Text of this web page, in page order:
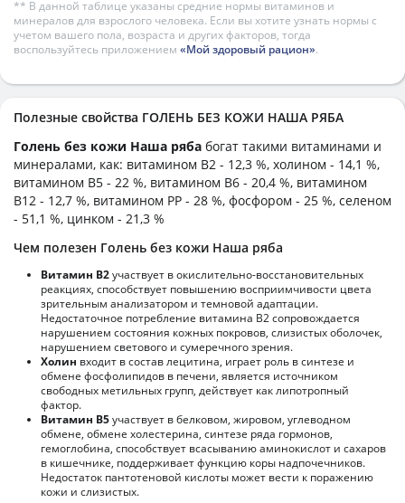
** В данной таблице указаны средние нормы витаминов и
минералов для взрослого человека. Если вы хотите узнать нормы с
учетом вашего пола, возраста и других факторов, тогда
воспользуйтесь приложением «Мой здоровый рацион».
Полезные свойства ГОЛЕНЬ БЕЗ КОЖИ НАША РЯБА
Голень без кожи Наша ряба богат такими витаминами и
минералами, как: витамином B2 - 12,3 %, холином - 14,1 %,
витамином B5 - 22 %, витамином B6 - 20,4 %, витамином
B12 - 12,7 %, витамином PP - 28 %, фосфором - 25 %, селеном
- 51,1 %, цинком - 21,3 %
Чем полезен Голень без кожи Наша ряба
Витамин В2участвует в окислительно-восстановительных
реакциях, способствует повышению восприимчивости цвета
зрительным анализатором и темновой адаптации.
Недостаточное потребление витамина В2 сопровождается
нарушением состояния кожных покровов, слизистых оболочек,
нарушением светового и сумеречного зрения.
Холин входит в состав лецитина, играет роль в синтезе и
обмене фосфолипидов в печени, является источником
свободных метильных групп, действует как липотропный
фактор.
Витамин В5участвует в белковом, жировом, углеводном
обмене, обмене холестерина, синтезе ряда гормонов,
гемоглобина, способствует всасыванию аминокислот и сахаров
в кишечнике, поддерживает функцию коры надпочечников.
Недостаток пантотеновой кислоты может вести к поражению
кожи и слизистых.